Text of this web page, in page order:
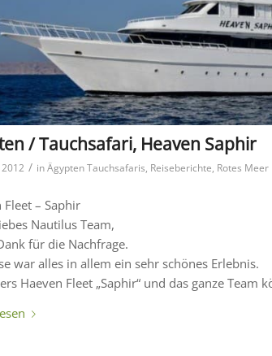
/ Tauchsafari, Heaven Saphir
/ inÄgypten Tauchsafaris, Reiseberichte, Rotes Meer
Fleet – Saphir
Nautilus Team,
für die Nachfrage.
war alles in allem ein sehr schönes Erlebnis.
Haeven Fleet „Saphir“ und das ganze